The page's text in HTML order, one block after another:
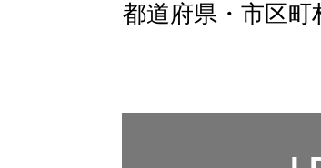
都道府県・市区町